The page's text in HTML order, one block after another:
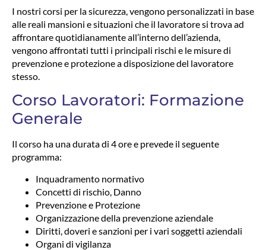
I nostri corsi per la sicurezza, vengono personalizzati in base
alle reali mansioni e situazioni che il lavoratore si trova ad
affrontare quotidianamente all’interno dell’azienda,
vengono affrontati tutti i principali rischi e le misure di
prevenzione e protezione a disposizione del lavoratore
stesso.
Corso Lavoratori: Formazione
Generale
Il corso ha una durata di 4 ore e prevede il seguente
programma:
Inquadramento normativo
Concetti di rischio, Danno
Prevenzione e Protezione
Organizzazione della prevenzione aziendale
Diritti, doveri e sanzioni per i vari soggetti aziendali
Organi di vigilanza